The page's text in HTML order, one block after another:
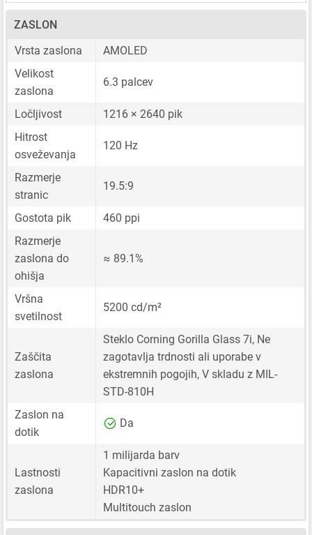
ZASLON
Vrsta zaslona
AMOLED
Velikost
zaslona
6.3 palcev
Ločljivost
1216 × 2640 pik
Hitrost
osveževanja
120 Hz
Razmerje
stranic
19.5:9
Gostota pik
460 ppi
Razmerje
zaslona do
ohišja
≈ 89.1%
Vršna
svetilnost
5200 cd/m²
Zaščita
zaslona
Steklo Corning Gorilla Glass 7i, Ne
zagotavlja trdnosti ali uporabe v
ekstremnih pogojih, V skladu z MIL-
STD-810H
Zaslon na
dotik
Da
Lastnosti
zaslona
1 milijarda barv
Kapacitivni zaslon na dotik
HDR10+
Multitouch zaslon